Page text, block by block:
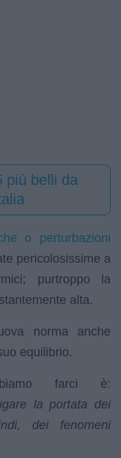
più belli da
o perturbazioni
pericolosissime a
purtroppo la
alta.
norma anche
equilibrio.
farci è:
la portata dei
dei fenomeni